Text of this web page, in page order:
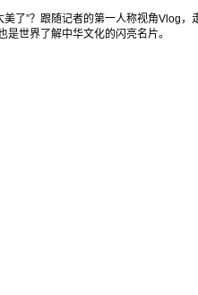
美了”？跟随记者的第一人称视角Vlog
是世界了解中华文化的闪亮名片。